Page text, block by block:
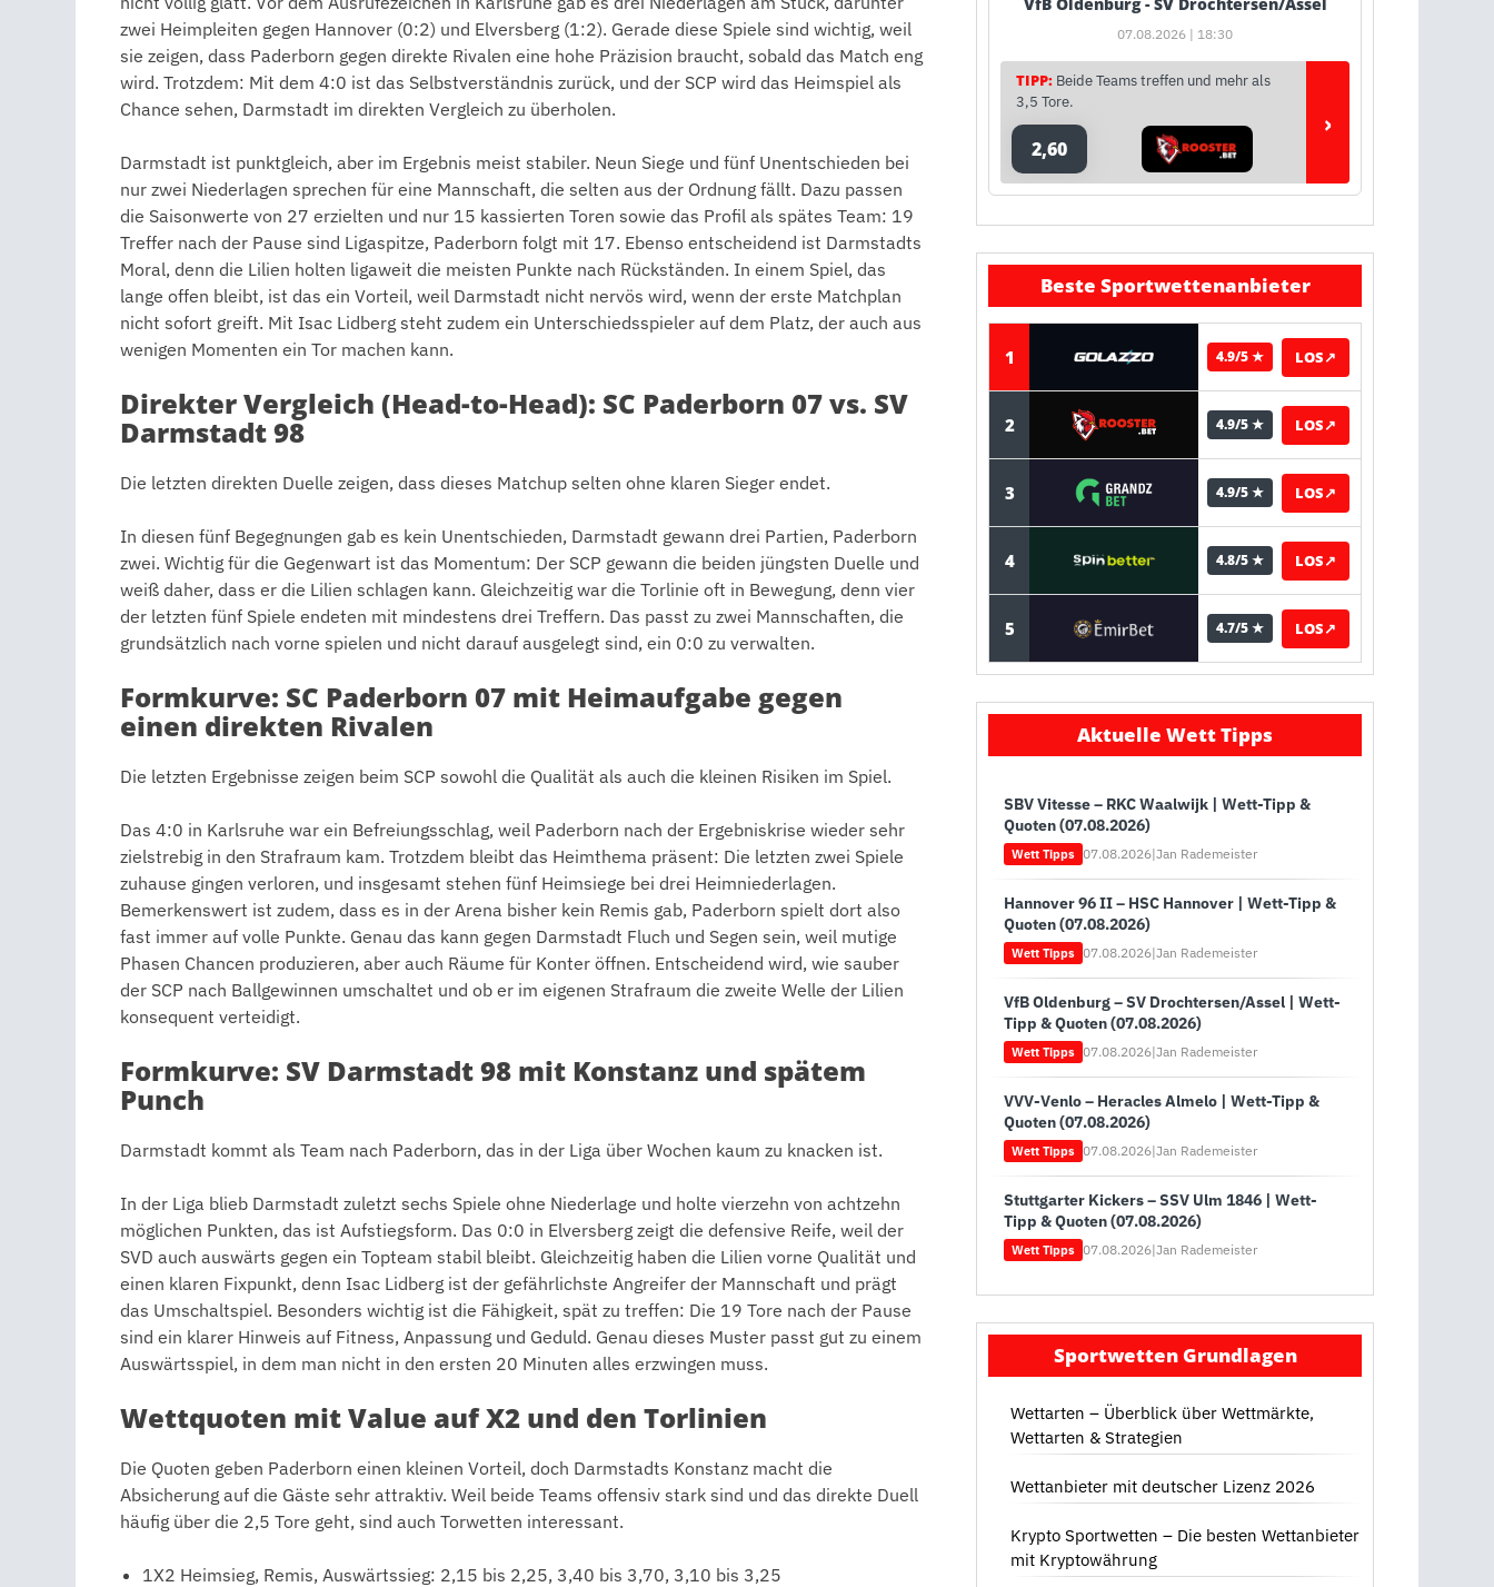
zwei Heimpleiten gegen Hannover (0:2) und Elversberg (1:2). Gerade diese Spiele sind wichtig, weil
sie zeigen, dass Paderborn gegen direkte Rivalen eine hohe Präzision braucht, sobald das Match eng
wird. Trotzdem: Mit dem 4:0 ist das Selbstverständnis zurück, und der SCP wird das Heimspiel als
Chance sehen, Darmstadt im direkten Vergleich zu überholen.
Darmstadt ist punktgleich, aber im Ergebnis meist stabiler. Neun Siege und fünf Unentschieden bei
nur zwei Niederlagen sprechen für eine Mannschaft, die selten aus der Ordnung fällt. Dazu passen
die Saisonwerte von 27 erzielten und nur 15 kassierten Toren sowie das Profil als spätes Team: 19
Treffer nach der Pause sind Ligaspitze, Paderborn folgt mit 17. Ebenso entscheidend ist Darmstadts
Moral, denn die Lilien holten ligaweit die meisten Punkte nach Rückständen. In einem Spiel, das
lange offen bleibt, ist das ein Vorteil, weil Darmstadt nicht nervös wird, wenn der erste Matchplan
nicht sofort greift. Mit Isac Lidberg steht zudem ein Unterschiedsspieler auf dem Platz, der auch aus
wenigen Momenten ein Tor machen kann.
Direkter Vergleich (Head-to-Head): SC Paderborn 07 vs. SV
Darmstadt 98
Die letzten direkten Duelle zeigen, dass dieses Matchup selten ohne klaren Sieger endet.
In diesen fünf Begegnungen gab es kein Unentschieden, Darmstadt gewann drei Partien, Paderborn
zwei. Wichtig für die Gegenwart ist das Momentum: Der SCP gewann die beiden jüngsten Duelle und
weiß daher, dass er die Lilien schlagen kann. Gleichzeitig war die Torlinie oft in Bewegung, denn vier
der letzten fünf Spiele endeten mit mindestens drei Treffern. Das passt zu zwei Mannschaften, die
grundsätzlich nach vorne spielen und nicht darauf ausgelegt sind, ein 0:0 zu verwalten.
Formkurve: SC Paderborn 07 mit Heimaufgabe gegen
einen direkten Rivalen
Die letzten Ergebnisse zeigen beim SCP sowohl die Qualität als auch die kleinen Risiken im Spiel.
Das 4:0 in Karlsruhe war ein Befreiungsschlag, weil Paderborn nach der Ergebniskrise wieder sehr
zielstrebig in den Strafraum kam. Trotzdem bleibt das Heimthema präsent: Die letzten zwei Spiele
zuhause gingen verloren, und insgesamt stehen fünf Heimsiege bei drei Heimniederlagen.
Bemerkenswert ist zudem, dass es in der Arena bisher kein Remis gab, Paderborn spielt dort also
fast immer auf volle Punkte. Genau das kann gegen Darmstadt Fluch und Segen sein, weil mutige
Phasen Chancen produzieren, aber auch Räume für Konter öffnen. Entscheidend wird, wie sauber
der SCP nach Ballgewinnen umschaltet und ob er im eigenen Strafraum die zweite Welle der Lilien
konsequent verteidigt.
Formkurve: SV Darmstadt 98 mit Konstanz und spätem
Punch
Darmstadt kommt als Team nach Paderborn, das in der Liga über Wochen kaum zu knacken ist.
In der Liga blieb Darmstadt zuletzt sechs Spiele ohne Niederlage und holte vierzehn von achtzehn
möglichen Punkten, das ist Aufstiegsform. Das 0:0 in Elversberg zeigt die defensive Reife, weil der
SVD auch auswärts gegen ein Topteam stabil bleibt. Gleichzeitig haben die Lilien vorne Qualität und
einen klaren Fixpunkt, denn Isac Lidberg ist der gefährlichste Angreifer der Mannschaft und prägt
das Umschaltspiel. Besonders wichtig ist die Fähigkeit, spät zu treffen: Die 19 Tore nach der Pause
sind ein klarer Hinweis auf Fitness, Anpassung und Geduld. Genau dieses Muster passt gut zu einem
Auswärtsspiel, in dem man nicht in den ersten 20 Minuten alles erzwingen muss.
Wettquoten mit Value auf X2 und den Torlinien
Die Quoten geben Paderborn einen kleinen Vorteil, doch Darmstadts Konstanz macht die
Absicherung auf die Gäste sehr attraktiv. Weil beide Teams offensiv stark sind und das direkte Duell
häufig über die 2,5 Tore geht, sind auch Torwetten interessant.
1X2 Heimsieg, Remis, Auswärtssieg: 2,15 bis 2,25, 3,40 bis 3,70, 3,10 bis 3,25
07.08.2026 | 18:30
TIPP: Beide Teams treffen und mehr als
3,5 Tore.
2,60
›
Beste Sportwettenanbieter
1 4.9/5 ★ LOS↗
2 4.9/5 ★ LOS↗
3 4.9/5 ★ LOS↗
4 4.8/5 ★ LOS↗
5 4.7/5 ★ LOS↗
Aktuelle Wett Tipps
SBV Vitesse – RKC Waalwijk | Wett-Tipp &
Quoten (07.08.2026)
Wett Tipps 07.08.2026|Jan Rademeister
Hannover 96 II – HSC Hannover | Wett-Tipp &
Quoten (07.08.2026)
Wett Tipps 07.08.2026|Jan Rademeister
VfB Oldenburg – SV Drochtersen/Assel | Wett-
Tipp & Quoten (07.08.2026)
Wett Tipps 07.08.2026|Jan Rademeister
VVV-Venlo – Heracles Almelo | Wett-Tipp &
Quoten (07.08.2026)
Wett Tipps 07.08.2026|Jan Rademeister
Stuttgarter Kickers – SSV Ulm 1846 | Wett-
Tipp & Quoten (07.08.2026)
Wett Tipps 07.08.2026|Jan Rademeister
Sportwetten Grundlagen
Wettarten – Überblick über Wettmärkte,
Wettarten & Strategien
Wettanbieter mit deutscher Lizenz 2026
Krypto Sportwetten – Die besten Wettanbieter
mit Kryptowährung